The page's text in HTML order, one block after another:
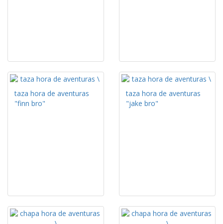
taza hora de aventuras
"finn bro"
taza hora de aventuras
"jake bro"